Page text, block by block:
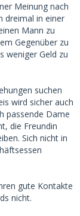
Meinung nach
dreimal in einer
Mann zu
Gegenüber zu
weniger Geld zu
suchen
wird sicher auch
passende Dame
die Freundin
Sich nicht in
gute Kontakte
nicht.